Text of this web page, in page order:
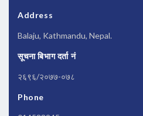
Address
Balaju, Kathmandu, Nepal.
सूचना बिभाग दर्ता नं
२६९६/२०७७-०७८
Phone